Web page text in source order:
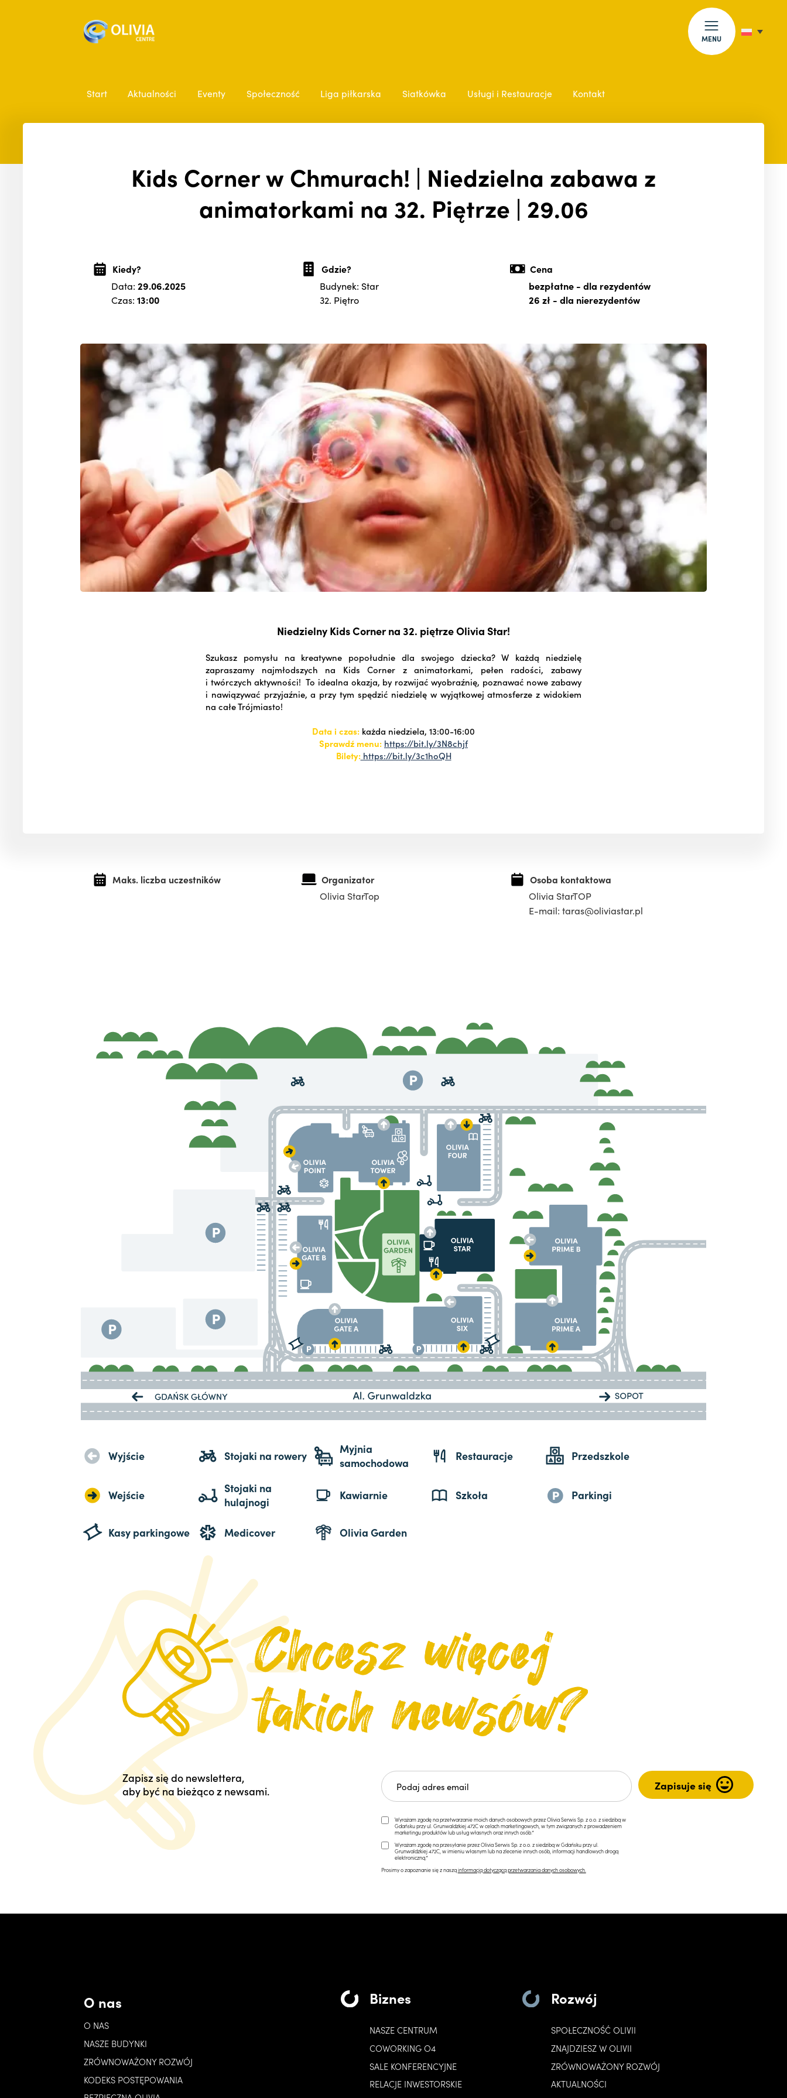
MENU
Start Aktualności Eventy Społeczność Liga piłkarska Siatkówka Usługi i Restauracje Kontakt
Kids Corner w Chmurach! | Niedzielna zabawa z
animatorkami na 32. Piętrze | 29.06
Kiedy?
Data: 29.06.2025
Czas: 13:00
Gdzie?
Budynek: Star
32. Piętro
Cena
bezpłatne- dla rezydentów
26 zł- dla nierezydentów
Niedzielny Kids Corner na 32. piętrze Olivia Star!
Szukasz pomysłu na kreatywne popołudnie dla swojego dziecka? W każdą niedzielę
zapraszamy najmłodszych na Kids Corner z animatorkami, pełen radości, zabawy
i twórczych aktywności! To idealna okazja, by rozwijać wyobraźnię, poznawać nowe zabawy
i nawiązywać przyjaźnie, a przy tym spędzić niedzielę w wyjątkowej atmosferze z widokiem
na całe Trójmiasto!
Data i czas: każda niedziela, 13:00-16:00
Sprawdź menu: https://bit.ly/3N8chjf
Bilety:https://bit.ly/3c1hoQH
Maks. liczba uczestników
Organizator
Olivia StarTop
Osoba kontaktowa
Olivia StarTOP
E-mail: taras@oliviastar.pl
Wyjście Stojaki na rowery
Myjnia
samochodowa
Restauracje Przedszkole
Wejście
Stojaki na
hulajnogi
Kawiarnie Szkoła Parkingi
Kasy parkingowe Medicover Olivia Garden
Zapisz się do newslettera,
aby być na bieżąco z newsami.
Wyrażam zgodę na przetwarzanie moich danych osobowych przez Olivia Serwis Sp. z o.o. z siedzibą w
Gdańsku przy ul. Grunwaldzkiej 472C w celach marketingowych, w tym związanych z prowadzeniem
marketingu produktów lub usług własnych oraz innych osób.*
Wyrażam zgodę na przesyłanie przez Olivia Serwis Sp. z o.o. z siedzibą w Gdańsku przy ul.
Grunwaldzkiej 472C, w imieniu własnym lub na zlecenie innych osób, informacji handlowych drogą
elektroniczną.*
Prosimy o zapoznanie się z nasząinformacją dotyczącą przetwarzania danych osobowych.
O nas
O NAS
NASZE BUDYNKI
ZRÓWNOWAŻONY ROZWÓJ
KODEKS POSTĘPOWANIA
Biznes
NASZE CENTRUM
COWORKING O4
SALE KONFERENCYJNE
RELACJE INWESTORSKIE
Rozwój
SPOŁECZNOŚĆ OLIVII
ZNAJDZIESZ W OLIVII
ZRÓWNOWAŻONY ROZWÓJ
AKTUALNOŚCI